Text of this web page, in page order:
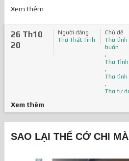
Xem thêm
26 Th10
20
Người đăng
Thơ Thất Tình
Chủ đề
Thơ tình
buồn
,
Thơ Tình
,
Thơ tình
,
Thơ tự
Xem thêm
SAO LẠI THẾ CỚ CHI